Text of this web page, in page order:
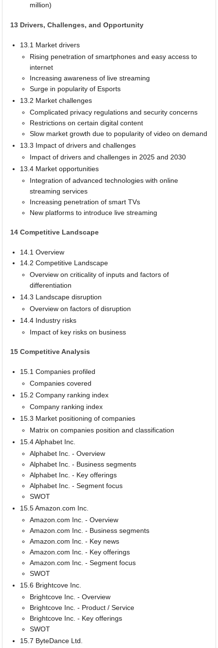
million)
13 Drivers, Challenges, and Opportunity
13.1 Market drivers
Rising penetration of smartphones and easy access to
internet
Increasing awareness of live streaming
Surge in popularity of Esports
13.2 Market challenges
Complicated privacy regulations and security concerns
Restrictions on certain digital content
Slow market growth due to popularity of video on demand
13.3 Impact of drivers and challenges
Impact of drivers and challenges in 2025 and 2030
13.4 Market opportunities
Integration of advanced technologies with online
streaming services
Increasing penetration of smart TVs
New platforms to introduce live streaming
14 Competitive Landscape
14.1 Overview
14.2 Competitive Landscape
Overview on criticality of inputs and factors of
differentiation
14.3 Landscape disruption
Overview on factors of disruption
14.4 Industry risks
Impact of key risks on business
15 Competitive Analysis
15.1 Companies profiled
Companies covered
15.2 Company ranking index
Company ranking index
15.3 Market positioning of companies
Matrix on companies position and classification
15.4 Alphabet Inc.
Alphabet Inc. - Overview
Alphabet Inc. - Business segments
Alphabet Inc. - Key offerings
Alphabet Inc. - Segment focus
SWOT
15.5 Amazon.com Inc.
Amazon.com Inc. - Overview
Amazon.com Inc. - Business segments
Amazon.com Inc. - Key news
Amazon.com Inc. - Key offerings
Amazon.com Inc. - Segment focus
SWOT
15.6 Brightcove Inc.
Brightcove Inc. - Overview
Brightcove Inc. - Product / Service
Brightcove Inc. - Key offerings
SWOT
15.7 ByteDance Ltd.